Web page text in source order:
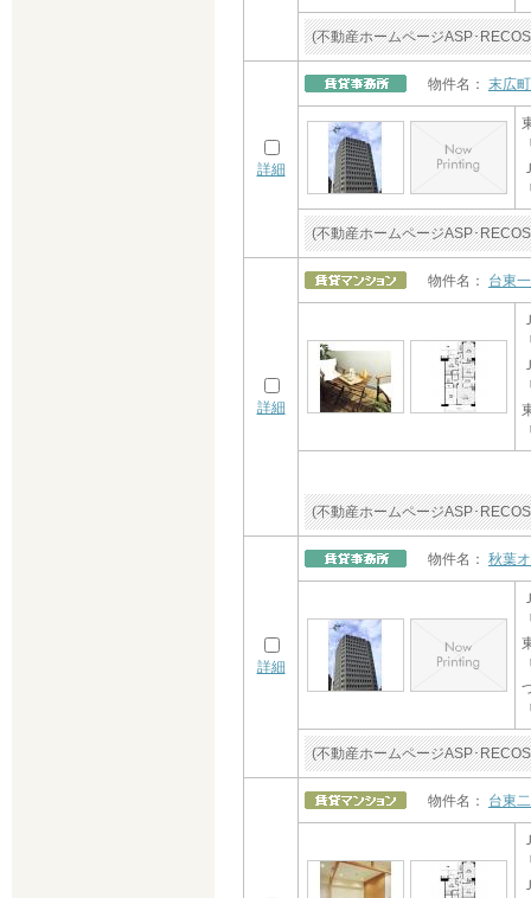
(不動産ホームページASP･
詳細
物件名： 末広
(不動産ホームページASP･
詳細
物件名： 台東
(不動産ホームページASP･
詳細
物件名： 秋葉
(不動産ホームページASP･
物件名： 台東